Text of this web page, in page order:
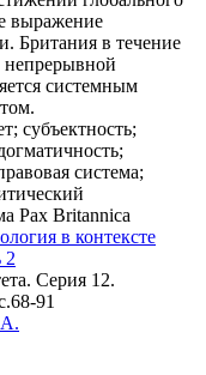
выражение
Британия в течение
непрерывной
системным
субъектность;
система;
Pax Britannica
в контексте
2
Серия 12.
91